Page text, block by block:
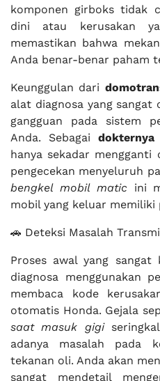
komponen girboks tidak
dini atau kerusakan
memastikan bahwa
Anda benar-benar paham
Keunggulan dari
alat diagnosa yang
gangguan pada sistem
Anda. Sebagai
hanya sekadar
pengecekan menyeluruh
bengkel mobil maticini
mobil yang keluar
🚗 Deteksi Masalah
Proses awal yang sangat
diagnosa menggunakan
membaca kode
otomatis Honda. Gejala
saat masuk gigi
adanya masalah pada
tekanan oli. Anda akan
sangat mendetail